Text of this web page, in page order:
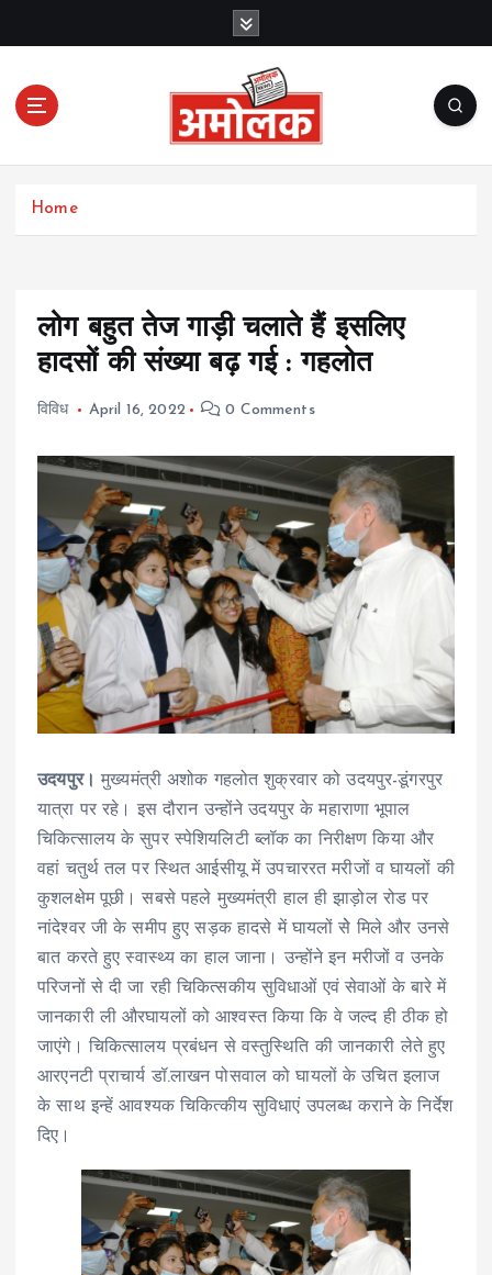
c
Amolak News
Home
लोग बहुत तेज गाड़ी चलाते हैं इसलिए
हादसों की संख्या बढ़ गई : गहलोत
विविध April 16, 2022 0 Comments
उदयपुर।मुख्यमंत्री अशोक गहलोत शुक्रवार को उदयपुर-डूंगरपुर
यात्रा पर रहे। इस दौरान उन्होंने उदयपुर के महाराणा भूपाल
चिकित्सालय के सुपर स्पेशियलिटी ब्लॉक का निरीक्षण किया और
वहां चतुर्थ तल पर स्थित आईसीयू में उपचाररत मरीजों व घायलों की
कुशलक्षेम पूछी। सबसे पहले मुख्यमंत्री हाल ही झाड़ोल रोड पर
नांदेश्वर जी के समीप हुए सड़क हादसे में घायलों सेे मिले और उनसे
बात करते हुए स्वास्थ्य का हाल जाना। उन्होंने इन मरीजों व उनके
परिजनों से दी जा रही चिकित्सकीय सुविधाओं एवं सेवाओं के बारे में
जानकारी ली औरघायलों को आश्वस्त किया कि वे जल्द ही ठीक हो
जाएंगे। चिकित्सालय प्रबंधन से वस्तुस्थिति की जानकारी लेते हुए
आरएनटी प्राचार्य डॉ.लाखन पोसवाल को घायलों के उचित इलाज
के साथ इन्हें आवश्यक चिकित्कीय सुविधाएं उपलब्ध कराने के निर्देश
दिए।